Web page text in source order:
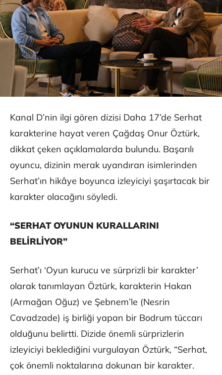
Kanal D’nin ilgi gören dizisi Daha 17’de Serhat
karakterine hayat veren Çağdaş Onur Öztürk,
dikkat çeken açıklamalarda bulundu. Başarılı
oyuncu, dizinin merak uyandıran isimlerinden
Serhat’ın hikâye boyunca izleyiciyi şaşırtacak bir
karakter olacağını söyledi.
“SERHAT OYUNUN KURALLARINI
BELİRLİYOR”
Serhat’ı ‘Oyun kurucu ve sürprizli bir karakter’
olarak tanımlayan Öztürk, karakterin Hakan
(Armağan Oğuz) ve Şebnem’le (Nesrin
Cavadzade) iş birliği yapan bir Bodrum tüccarı
olduğunu belirtti. Dizide önemli sürprizlerin
izleyiciyi beklediğini vurgulayan Öztürk, “Serhat,
çok önemli noktalarına dokunan bir karakter.